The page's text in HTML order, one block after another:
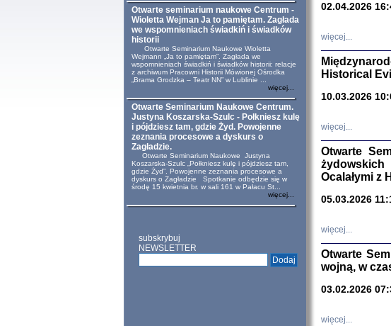
Otwarte seminarium naukowe Centrum -
Wioletta Wejman Ja to pamiętam. Zagłada
we wspomnieniach świadkiń i świadków
historii
Otwarte Seminarium Naukowe Wioletta
Wejmann „Ja to pamiętam”. Zagłada we
wspomnieniach świadkiń i świadków historii: relacje
z archiwum Pracowni Historii Mówionej Ośrodka
„Brama Grodzka – Teatr NN” w Lublinie ...
więcej...
Otwarte Seminarium Naukowe Centrum.
Justyna Koszarska-Szulc - Połkniesz kulę
i pójdziesz tam, gdzie Żyd. Powojenne
zeznania procesowe a dyskurs o
Zagładzie.
Otwarte Seminarium Naukowe Justyna
Koszarska-Szulc „Połkniesz kulę i pójdziesz tam,
gdzie Żyd”. Powojenne zeznania procesowe a
dyskurs o Zagładzie Spotkanie odbędzie się w
środę 15 kwietnia br. w sali 161 w Pałacu St...
więcej...
subskrybuj
NEWSLETTER
02.04.2026
więcej...
Historical
10.03.2026
więcej...
Otwarte
Ocalałymi z
05.03.2026
więcej...
Otwarte
wojną, w
03.02.2026
więcej...